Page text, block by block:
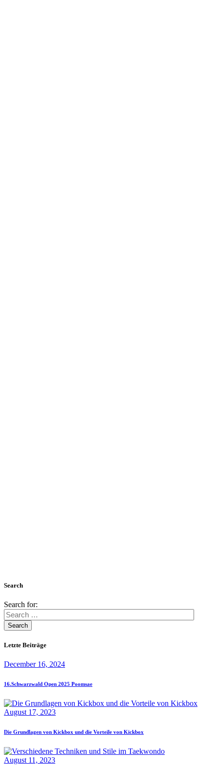
Search
Search for:
Letzte Beiträge
December 16, 2024
16.Schwarzwald Open 2025 Poomsae
August 17, 2023
Die Grundlagen von Kickbox und die Vorteile von Kickbox
August 11, 2023